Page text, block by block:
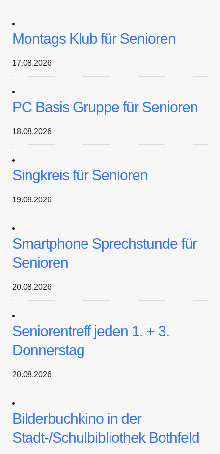
Montags Klub für Senioren
17.08.2026
PC Basis Gruppe für Senioren
18.08.2026
Singkreis für Senioren
19.08.2026
Smartphone Sprechstunde für
Senioren
20.08.2026
Seniorentreff jeden 1. + 3.
Donnerstag
20.08.2026
Bilderbuchkino in der
Stadt-/Schulbibliothek Bothfeld